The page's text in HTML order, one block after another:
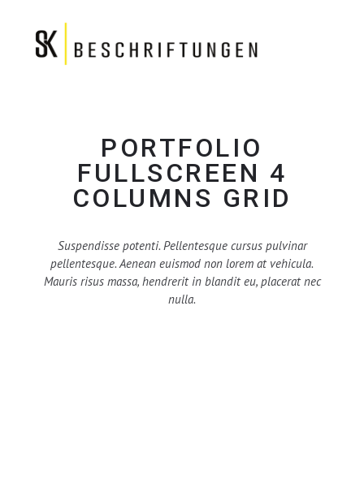
PORTFOLIO
FULLSCREEN 4
COLUMNS GRID
Suspendisse potenti. Pellentesque cursus pulvinar
pellentesque. Aenean euismod non lorem at vehicula.
Mauris risus massa, hendrerit in blandit eu, placerat nec
nulla.